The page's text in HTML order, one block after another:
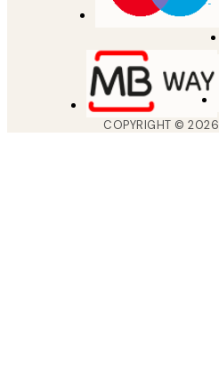
COPYRIGHT ©2026